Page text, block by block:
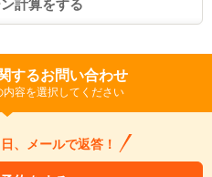
計算をする
するお問い合わせ
内容を選択してください
、メールで返答！